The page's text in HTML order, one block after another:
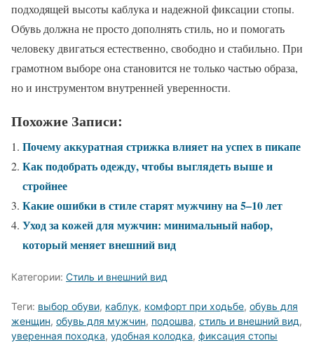
подходящей высоты каблука и надежной фиксации стопы.
Обувь должна не просто дополнять стиль, но и помогать
человеку двигаться естественно, свободно и стабильно. При
грамотном выборе она становится не только частью образа,
но и инструментом внутренней уверенности.
Похожие Записи:
Почему аккуратная стрижка влияет на успех в пикапе
Как подобрать одежду, чтобы выглядеть выше и
стройнее
Какие ошибки в стиле старят мужчину на 5–10 лет
Уход за кожей для мужчин: минимальный набор,
который меняет внешний вид
Категории: Стиль и внешний вид
Теги: выбор обуви, каблук, комфорт при ходьбе, обувь для
женщин, обувь для мужчин, подошва, стиль и внешний вид,
уверенная походка, удобная колодка, фиксация стопы